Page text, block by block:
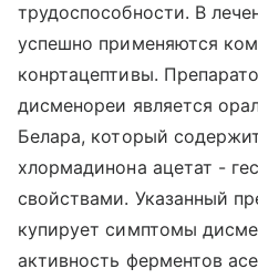
трудоспособности. В
успешно применяются
конртацептивы.
дисменореи является
Белара, который
хлормадинона ацетат -
свойствами. Указанный
купирует симптомы
активность ферментов